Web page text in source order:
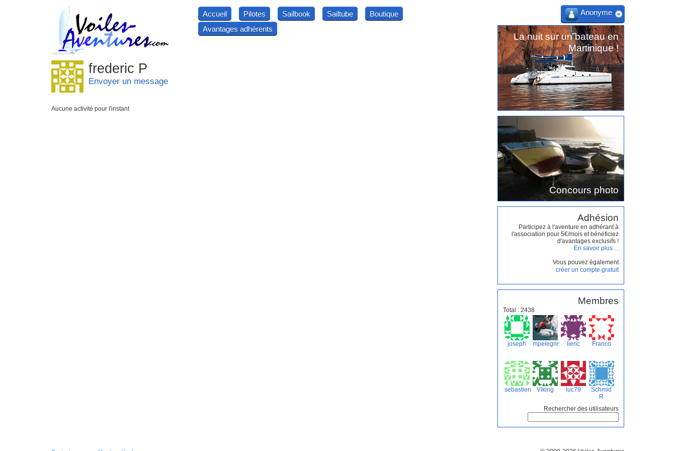
Accueil Pilotes Sailbook Sailtube
Boutique
Avantages adhérents
frederic P
Envoyer un message
Aucune activité pour l'instant
La nuit sur un bateau en
Martinique !
Concours photo
Adhésion
Participez à l'aventure en adhérant à
l'association pour 5€/mois et bénéficiez
d'avantages exclusifs !
En savoir plus…
Vous pouvez également
créer un compte gratuit
Membres
Total : 2438
joseph mpelegrin lieric Franco
sebastien Viking luc79
Schmid
R
Rechercher des utilisateurs
Anonyme